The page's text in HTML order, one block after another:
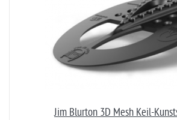
Jim Blurton 3D Mesh Keil-